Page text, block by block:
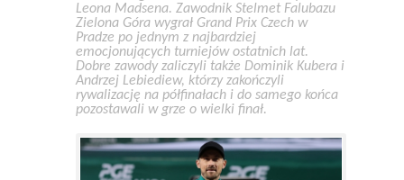
Leona Madsena. Zawodnik Stelmet Falubazu
Zielona Góra wygrał Grand Prix Czech w
Pradze po jednym z najbardziej
emocjonujących turniejów ostatnich lat.
Dobre zawody zaliczyli także Dominik Kubera i
Andrzej Lebiediew, którzy zakończyli
rywalizację na półfinałach i do samego końca
pozostawali w grze o wielki finał.